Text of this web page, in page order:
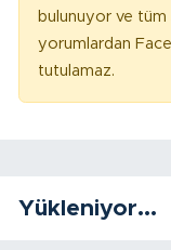
bulunuyor ve tüm
yorumlardan
tutulamaz.
Yükleniyor...